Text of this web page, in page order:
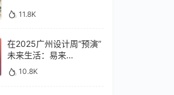
11.8K
在2025广州设计周“预演”
未来生活：易来
xControl4展位待您亲鉴
10.8K